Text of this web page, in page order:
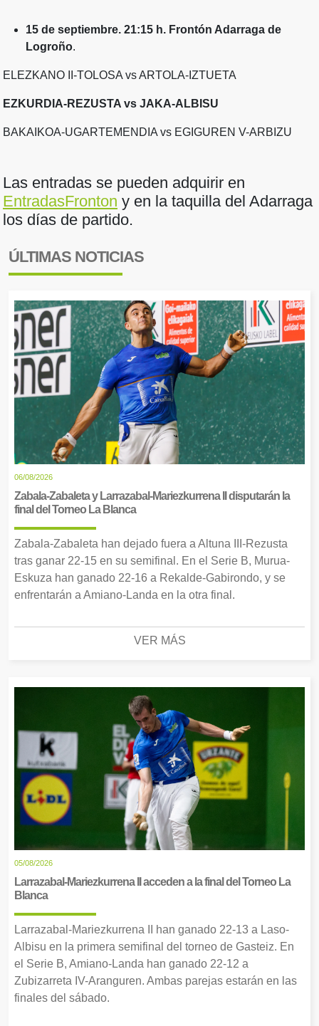
15 de septiembre. 21:15 h. Frontón Adarraga de
Logroño.
ELEZKANO II-TOLOSA vs ARTOLA-IZTUETA
EZKURDIA-REZUSTA vs JAKA-ALBISU
BAKAIKOA-UGARTEMENDIA vs EGIGUREN V-ARBIZU
Las entradas se pueden adquirir en
EntradasFronton y en la taquilla del Adarraga
los días de partido.
ÚLTIMAS NOTICIAS
06/08/2026
Zabala-Zabaleta y Larrazabal-Mariezkurrena II disputarán la
final del Torneo La Blanca
Zabala-Zabaleta han dejado fuera a Altuna III-Rezusta
tras ganar 22-15 en su semifinal. En el Serie B, Murua-
Eskuza han ganado 22-16 a Rekalde-Gabirondo, y se
enfrentarán a Amiano-Landa en la otra final.
VER MÁS
05/08/2026
Larrazabal-Mariezkurrena II acceden a la final del Torneo La
Blanca
Larrazabal-Mariezkurrena II han ganado 22-13 a Laso-
Albisu en la primera semifinal del torneo de Gasteiz. En
el Serie B, Amiano-Landa han ganado 22-12 a
Zubizarreta IV-Aranguren. Ambas parejas estarán en las
finales del sábado.